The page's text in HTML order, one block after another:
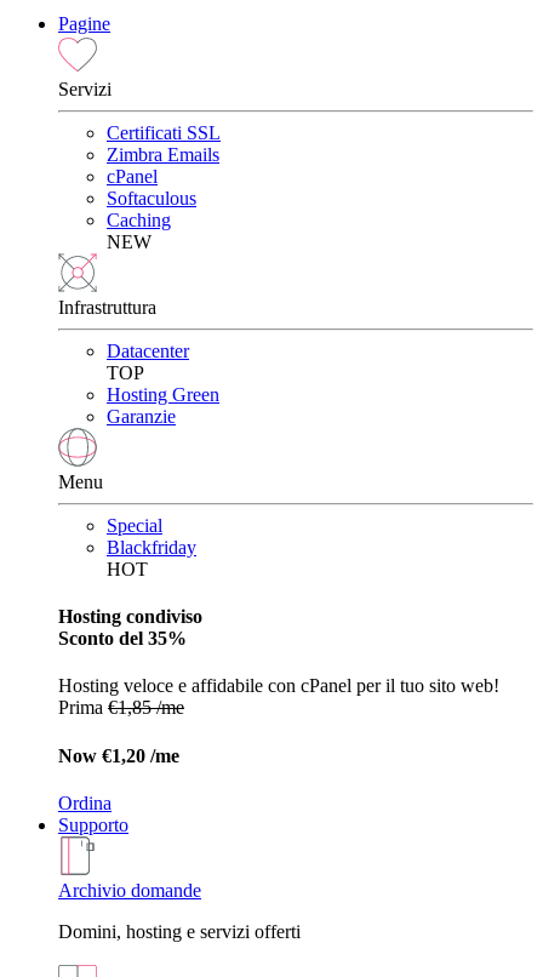
Pagine
Servizi
Certificati SSL
Zimbra Emails
cPanel
Softaculous
Caching
NEW
Infrastruttura
Datacenter
TOP
Hosting Green
Garanzie
Menu
Special
Blackfriday
HOT
Hosting condiviso
Sconto del 35%
Hosting veloce e affidabile con cPanel per il tuo sito web!
Prima €1,85 /me
Now €1,20 /me
Ordina
Supporto
Archivio domande
Domini, hosting e servizi offerti